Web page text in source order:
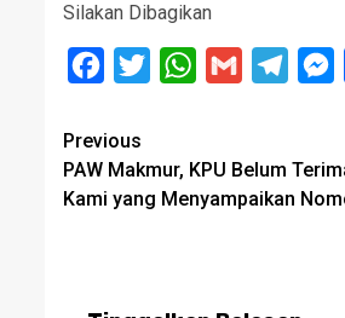
Silakan Dibagikan
Facebook
Twitter WhatsApp
Gmail
Post
navigation
Previous
PAW Makmur, KPU Belum
Kami yang Menyampaikan